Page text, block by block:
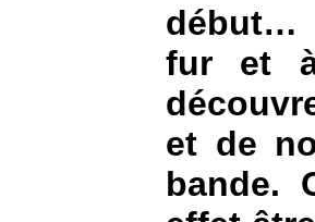
début…
fur et
et de
bande.